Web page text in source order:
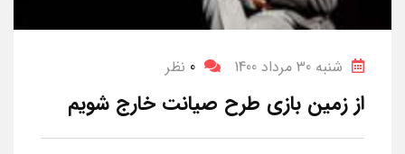
شنبه 30 مرداد 1400 0 نظر
از زمین بازی طرح صیانت خارج شویم